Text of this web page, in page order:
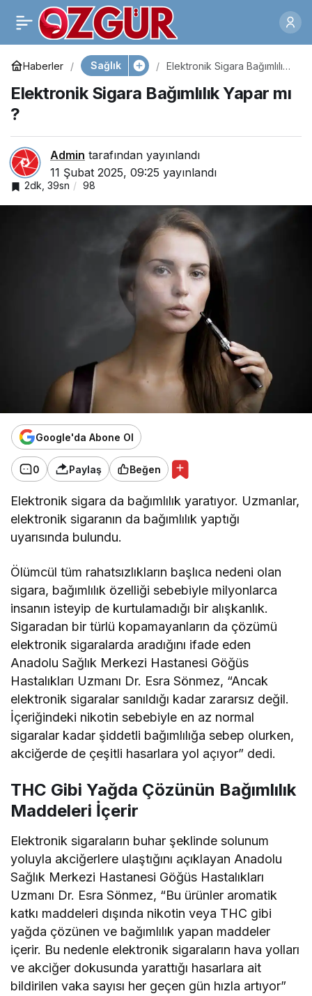
Haberler Sağlık
Elektronik Sigara Bağımlılık
Elektronik Sigara Bağımlılık Yapar mı
?
Admin tarafından yayınlandı
11 Şubat 2025, 09:25 yayınlandı
2dk, 39sn 98
Google'da Abone Ol
0 Paylaş Beğen
Elektronik sigara da bağımlılık yaratıyor. Uzmanlar,
elektronik sigaranın da bağımlılık yaptığı
uyarısında bulundu.
Ölümcül tüm rahatsızlıkların başlıca nedeni olan
sigara, bağımlılık özelliği sebebiyle milyonlarca
insanın isteyip de kurtulamadığı bir alışkanlık.
Sigaradan bir türlü kopamayanların da çözümü
elektronik sigaralarda aradığını ifade eden
Anadolu Sağlık Merkezi Hastanesi Göğüs
Hastalıkları Uzmanı Dr. Esra Sönmez, “Ancak
elektronik sigaralar sanıldığı kadar zararsız değil.
İçeriğindeki nikotin sebebiyle en az normal
sigaralar kadar şiddetli bağımlılığa sebep olurken,
akciğerde de çeşitli hasarlara yol açıyor” dedi.
THC Gibi Yağda Çözünün Bağımlılık
Maddeleri İçerir
Elektronik sigaraların buhar şeklinde solunum
yoluyla akciğerlere ulaştığını açıklayan Anadolu
Sağlık Merkezi Hastanesi Göğüs Hastalıkları
Uzmanı Dr. Esra Sönmez, “Bu ürünler aromatik
katkı maddeleri dışında nikotin veya THC gibi
yağda çözünen ve bağımlılık yapan maddeler
içerir. Bu nedenle elektronik sigaraların hava yolları
ve akciğer dokusunda yarattığı hasarlara ait
bildirilen vaka sayısı her geçen gün hızla artıyor”
Ameliyatsız Anti-
Aging Yöntemleri
Paylaş